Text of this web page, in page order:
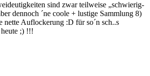
sind zwar teilweise „schwierig-
dennoch ´ne coole + lustige Sammlung 8)
nette Auflockerung :D für so´n sch..s
;) !!!